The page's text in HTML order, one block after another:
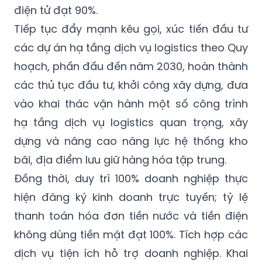
điện tử đạt 90%.
Tiếp tục đẩy mạnh kêu gọi, xúc tiến đầu tư
các dự án hạ tầng dịch vụ logistics theo Quy
hoạch, phấn đấu đến năm 2030, hoàn thành
các thủ tục đầu tư, khởi công xây dựng, đưa
vào khai thác vận hành một số công trình
hạ tầng dịch vụ logistics quan trọng, xây
dựng và nâng cao năng lực hệ thống kho
bãi, địa điểm lưu giữ hàng hóa tập trung.
Đồng thời, duy trì 100% doanh nghiệp thực
hiện đăng ký kinh doanh trực tuyến; tỷ lệ
thanh toán hóa đơn tiền nước và tiền điện
không dùng tiền mặt đạt 100%. Tích hợp các
dịch vụ tiện ích hỗ trợ doanh nghiệp. Khai